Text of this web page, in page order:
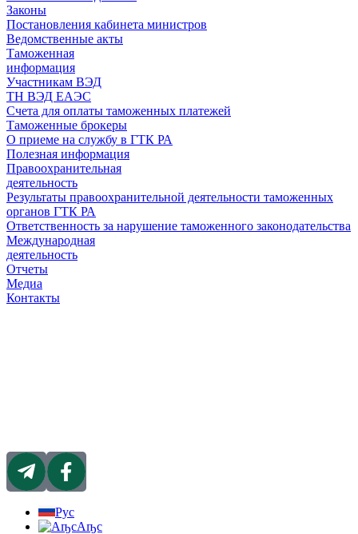
Законы
Постановления кабинета министров
Ведомственные акты
Таможенная
информация
Участникам ВЭД
ТН ВЭД ЕАЭС
Счета для оплаты таможенных платежей
Таможенные брокеры
О приеме на службу в ГТК РА
Полезная информация
Правоохранительная
деятельность
Результаты правоохранительной деятельности таможенных
органов ГТК РА
Ответственность за нарушение таможенного законодательства
Международная
деятельность
Отчеты
Медиа
Контакты
Рус
Аҧс